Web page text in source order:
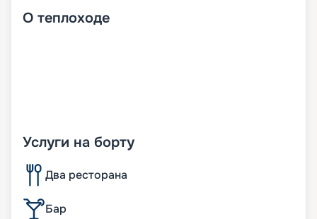
О теплоходе
Услуги на борту
Два ресторана
Бар